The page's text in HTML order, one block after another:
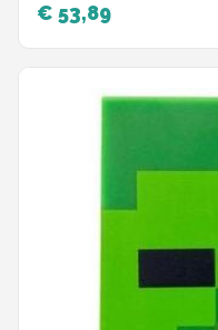
€ 53,89